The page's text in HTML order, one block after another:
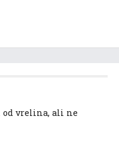
od vrelina, ali ne